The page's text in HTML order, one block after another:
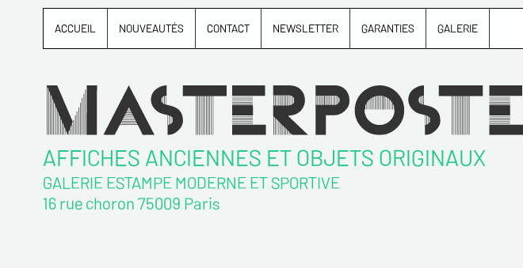
ACCUEIL NOUVEAUTÉS CONTACT NEWSLETTER GARANTIES GALERIE
AFFICHES ANCIENNES ET OBJETS ORIGINAUX
GALERIE ESTAMPE MODERNE ET SPORTIVE
16 rue choron 75009 Paris